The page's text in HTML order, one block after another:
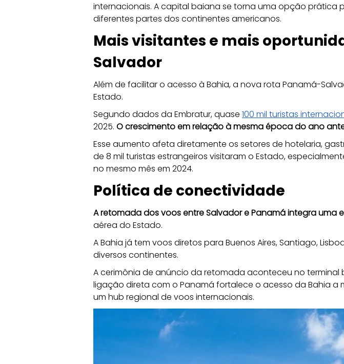
internacionais. A capital baiana se torna uma opção prática
diferentes partes dos continentes americanos.
Mais visitantes e mais
Salvador
Além de facilitar o acesso à Bahia, a nova rota Panamá-
Estado.
Segundo dados da Embratur, quase 100 mil turistas
2025. O crescimento em relação à mesma época do ano
Esse aumento afeta diretamente os setores de hotelaria,
de 8 mil turistas estrangeiros visitaram o Estado,
no mesmo mês em 2024.
Política de conectividade
A retomada dos voos entre Salvador e Panamá integra uma
aérea do Estado.
A Bahia já tem voos diretos para Buenos Aires, Santiago,
diversos continentes.
A cerimônia de anúncio da retomada aconteceu no
ligação direta com o Panamá fortalece o acesso da Bahia
um hub regional de voos internacionais.